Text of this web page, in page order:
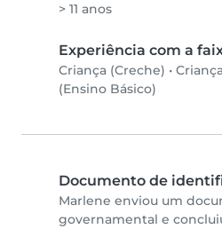
> 11 anos
Experiência com a
Criança (Creche) •
(Ensino Básico)
Documento de
Marlene enviou um
governamental e